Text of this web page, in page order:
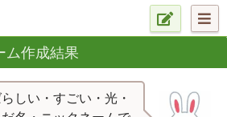
ム作成結果
しい・すごい・光・